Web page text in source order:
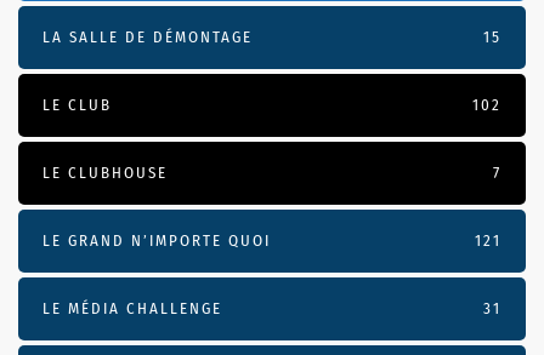
LA SALLE DE DÉMONTAGE 15
LE CLUB 102
LE CLUBHOUSE 7
LE GRAND N’IMPORTE QUOI 121
LE MÉDIA CHALLENGE 31